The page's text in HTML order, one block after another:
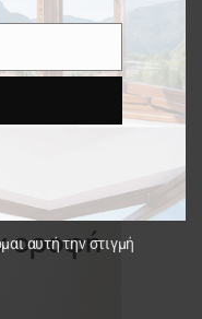
αυτή την στιγμή